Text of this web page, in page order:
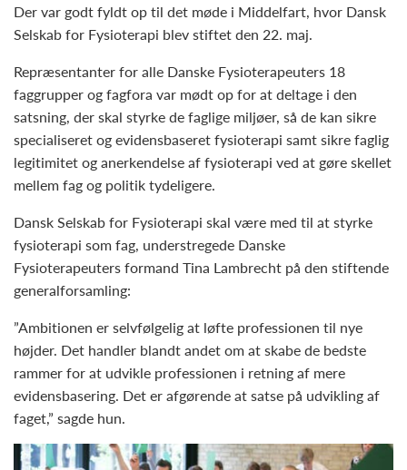
Der var godt fyldt op til det møde i Middelfart, hvor Dansk
Selskab for Fysioterapi blev stiftet den 22. maj.
Repræsentanter for alle Danske Fysioterapeuters 18
faggrupper og fagfora var mødt op for at deltage i den
satsning, der skal styrke de faglige miljøer, så de kan sikre
specialiseret og evidensbaseret fysioterapi samt sikre faglig
legitimitet og anerkendelse af fysioterapi ved at gøre skellet
mellem fag og politik tydeligere.
Dansk Selskab for Fysioterapi skal være med til at styrke
fysioterapi som fag, understregede Danske
Fysioterapeuters formand Tina Lambrecht på den stiftende
generalforsamling:
”Ambitionen er selvfølgelig at løfte professionen til nye
højder. Det handler blandt andet om at skabe de bedste
rammer for at udvikle professionen i retning af mere
evidensbasering. Det er afgørende at satse på udvikling af
faget,” sagde hun.